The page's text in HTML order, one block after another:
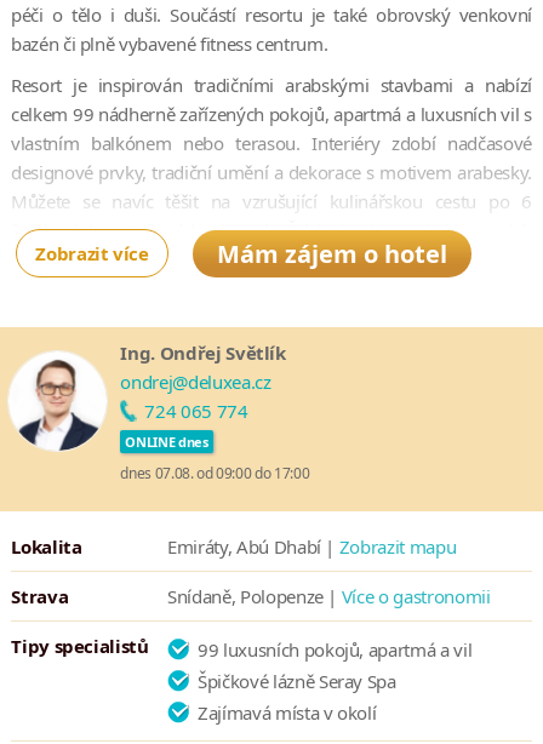
péči o tělo i duši. Součástí resortu je také obrovský venkovní
bazén či plně vybavené fitness centrum.
Resort je inspirován tradičními arabskými stavbami a nabízí
celkem 99 nádherně zařízených pokojů, apartmá a luxusních vil s
vlastním balkónem nebo terasou. Interiéry zdobí nadčasové
designové prvky, tradiční umění a dekorace s motivem arabesky.
Můžete se navíc těšit na vzrušující kulinářskou cestu po 6
špičkových restauracích a barech. Čeká vás objevování levantské,
marocké i italské kuchyně v okouzlujících prostorách či pod širým
Wathba Wetland Reserve a další) bude váš pobyt v resortu Al
Wathba skutečně nezapomenutelný.
Zobrazit více Mám zájem o hotel
Ing. Ondřej Světlík
ondrej@deluxea.cz
724 065 774
ONLINE dnes
dnes 07.08. od 09:00 do 17:00
Lokalita Emiráty, Abú Dhabí | Zobrazit mapu
Strava Snídaně, Polopenze | Více o gastronomii
Tipy specialistů
99 luxusních pokojů, apartmá a vil
Špičkové lázně Seray Spa
Zajímavá místa v okolí